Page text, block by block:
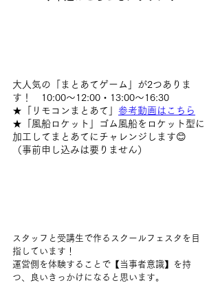
大人気の「まとあてゲーム」が2つありま
す！　10:00～12:00・13:00～16:30
★「リモコンまとあて」 参考動画はこちら
★「風船ロケット」ゴム風船をロケット型に
加工してまとあてにチャレンジします😊
（事前申し込みは要りません）
スタッフと受講生で作るスクールフェスタを目
指しています！
運営側を体験することで【当事者意識】を持
つ、良いきっかけになると思います。